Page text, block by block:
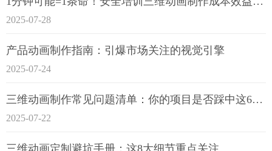
2025-07-28
产品动画制作指南：引爆市场关注的视觉引擎
2025-07-24
三维动画制作常见问题清单：你的项目是否踩中这6大技术雷区？
2025-07-22
三维动画定制避坑手册：这8大细节重点关注